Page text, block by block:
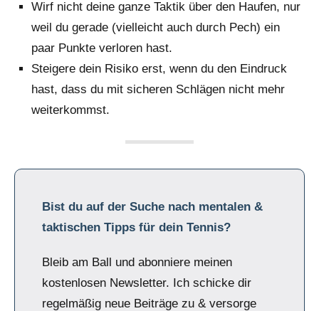
Wirf nicht deine ganze Taktik über den Haufen, nur
weil du gerade (vielleicht auch durch Pech) ein
paar Punkte verloren hast.
Steigere dein Risiko erst, wenn du den Eindruck
hast, dass du mit sicheren Schlägen nicht mehr
weiterkommst.
Bist du auf der Suche nach mentalen &
taktischen Tipps für dein Tennis?
Bleib am Ball und abonniere meinen
kostenlosen Newsletter. Ich schicke dir
regelmäßig neue Beiträge zu & versorge